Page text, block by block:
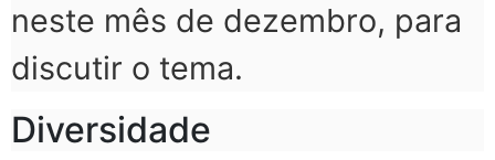
neste mês de dezembro, para
discutir o tema.
Diversidade